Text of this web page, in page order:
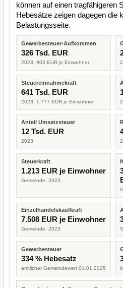
können auf einen tragfähigeren
Hebesätze zeigen dagegen die
Belastungsseite.
Gewerbesteuer-Aufkommen
326 Tsd. EUR
2023, 903 EUR je Einwohner
Steuereinnahmekraft
641 Tsd. EUR
2023, 1.777 EUR je Einwohner
Anteil Umsatzsteuer
12 Tsd. EUR
2023
Steuerkraft
1.213 EUR je Einwohner
Gemeinde, 2023
Einzelhandelskaufkraft
7.508 EUR je Einwohner
Gemeinde, 2023
Gewerbesteuer
334 % Hebesatz
amtlicher Gemeindewert 01.01.2025